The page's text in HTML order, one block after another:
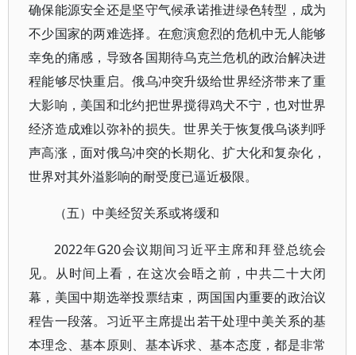
确保能源安全还是坚守气候承诺推进绿色转型，成为
不少国家的两难选择。在愈演愈烈的危机中无人能够
幸免的痛感，导致各国期待乌克兰危机的政治解决进
程能够尽快重启。俄乌冲突升级给世界经济带来了重
大影响，美国和北约把世界搅得鸡犬不宁，也对世界
经济造成难以弥补的损失。世界关于恢复俄乌谈判呼
声高涨，面对俄乌冲突的长期化、扩大化和复杂化，
世界对其外溢影响的耐受度已逼近极限。
（五）中美经贸关系或将缓和
2022年G20会议期间习近平主席和拜登总统会
见。从时间上看，在这次会晤之前，中共二十大闭
幕，美国中期选举投票结束，两国国内重要的政治议
程告一段落。习近平主席提出若干处理中美关系的基
本理念、基本原则、基本诉求、基本态度，都是非常